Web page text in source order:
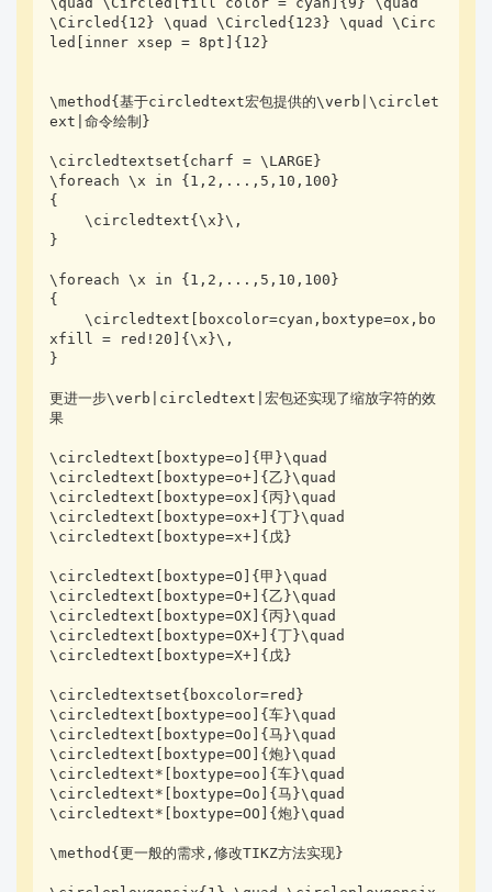
\Circled{12} \quad \Circled{123} \quad \Circ
led[inner xsep = 8pt]{12}
\method{基于circledtext宏包提供的\verb|\circlet
ext|命令绘制}
\circledtextset{charf = \LARGE}
\foreach \x in {1,2,...,5,10,100}
{
    \circledtext{\x}\,
}
\foreach \x in {1,2,...,5,10,100}
{
    \circledtext[boxcolor=cyan,boxtype=ox,bo
xfill = red!20]{\x}\,
}
更进一步\verb|circledtext|宏包还实现了缩放字符的效
果
\circledtext[boxtype=o]{甲}\quad
\circledtext[boxtype=o+]{乙}\quad
\circledtext[boxtype=ox]{丙}\quad
\circledtext[boxtype=ox+]{丁}\quad
\circledtext[boxtype=x+]{戊}
\circledtext[boxtype=O]{甲}\quad
\circledtext[boxtype=O+]{乙}\quad
\circledtext[boxtype=OX]{丙}\quad
\circledtext[boxtype=OX+]{丁}\quad
\circledtext[boxtype=X+]{戊}
\circledtextset{boxcolor=red}
\circledtext[boxtype=oo]{车}\quad
\circledtext[boxtype=Oo]{马}\quad
\circledtext[boxtype=OO]{炮}\quad
\circledtext*[boxtype=oo]{车}\quad
\circledtext*[boxtype=Oo]{马}\quad
\circledtext*[boxtype=OO]{炮}\quad
\method{更一般的需求,修改TIKZ方法实现}